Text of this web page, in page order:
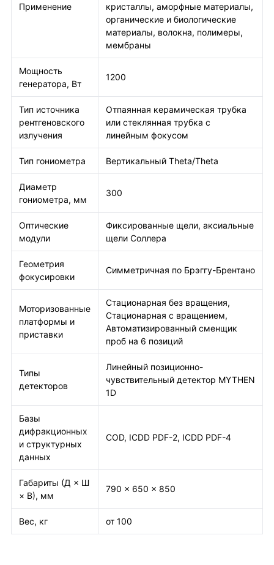
Применение
кристаллы, аморфные материалы,
органические и биологические
материалы, волокна, полимеры,
мембраны
Мощность
генератора, Вт
1200
Тип источника
рентгеновского
излучения
Отпаянная керамическая трубка
или стеклянная трубка с
линейным фокусом
Тип гониометра Вертикальный Theta/Theta
Диаметр
гониометра, мм
300
Оптические
модули
Фиксированные щели, аксиальные
щели Соллера
Геометрия
фокусировки
Симметричная по Брэггу-Брентано
Моторизованные
платформы и
приставки
Стационарная без вращения,
Стационарная с вращением,
Автоматизированный сменщик
проб на 6 позиций
Типы
детекторов
Линейный позиционно-
чувствительный детектор MYTHEN
1D
Базы
дифракционных
и структурных
данных
COD, ICDD PDF-2, ICDD PDF-4
Габариты (Д × Ш
× В), мм
790 × 650 × 850
Вес, кг от 100